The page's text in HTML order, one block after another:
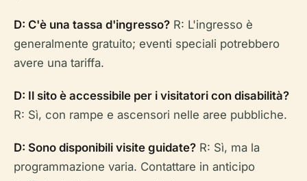
D: C'è una tassa d'ingresso? R: L'ingresso è
generalmente gratuito; eventi speciali potrebbero
avere una tariffa.
D: Il sito è accessibile per i visitatori con disabilità?
R: Sì, con rampe e ascensori nelle aree pubbliche.
D: Sono disponibili visite guidate? R: Sì, ma la
programmazione varia. Contattare in anticipo